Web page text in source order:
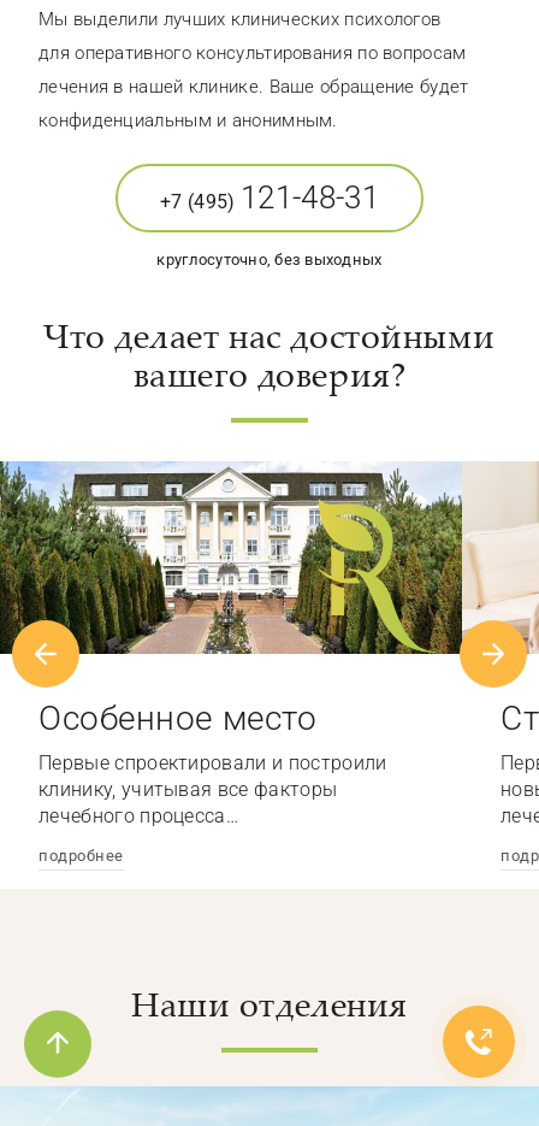
Мы выделили лучших клинических психологов
для оперативного консультирования по вопросам
лечения в нашей клинике. Ваше обращение будет
конфиденциальным и анонимным.
+7 (495) 121-48-31
круглосуточно, без выходных
Что делает нас достойными
вашего доверия?
Особенное место
Первые спроектировали и построили
клинику, учитывая все факторы
лечебного процесса…
подробнее
Наши отделения